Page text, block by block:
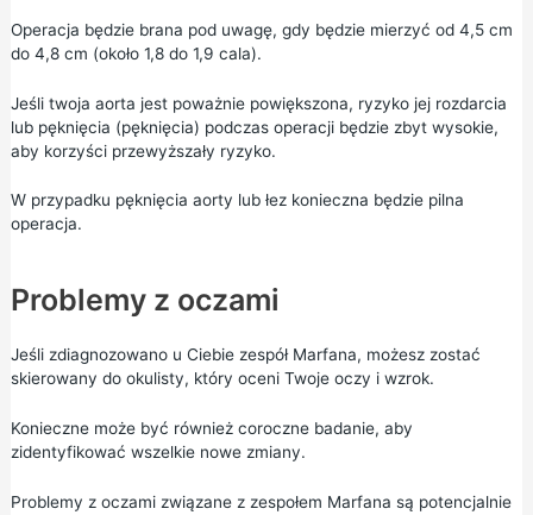
Operacja będzie brana pod uwagę, gdy będzie mierzyć od 4,5 cm
do 4,8 cm (około 1,8 do 1,9 cala).
Jeśli twoja aorta jest poważnie powiększona, ryzyko jej rozdarcia
lub pęknięcia (pęknięcia) podczas operacji będzie zbyt wysokie,
aby korzyści przewyższały ryzyko.
W przypadku pęknięcia aorty lub łez konieczna będzie pilna
operacja.
Problemy z oczami
Jeśli zdiagnozowano u Ciebie zespół Marfana, możesz zostać
skierowany do okulisty, który oceni Twoje oczy i wzrok.
Konieczne może być również coroczne badanie, aby
zidentyfikować wszelkie nowe zmiany.
Problemy z oczami związane z zespołem Marfana są potencjalnie